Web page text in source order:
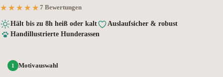
★★★★★
★★★★★ 7 Bewertungen
Hält bis zu 8h heiß oder kalt
Auslaufsicher & robust
Handillustrierte Hunderassen
Motivauswahl